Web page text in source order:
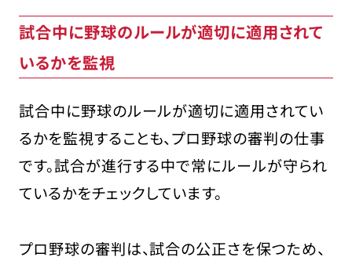
試合中に野球のルールが適切に適用されて
いるかを監視
試合中に野球のルールが適切に適用されてい
るかを監視することも、プロ野球の審判の仕事
です。試合が進行する中で常にルールが守られ
ているかをチェックしています。
プロ野球の審判は、試合の公正さを保つため、